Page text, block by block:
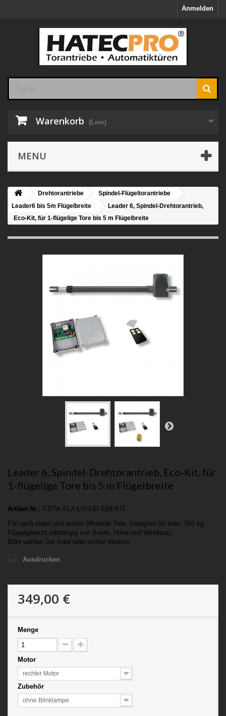
Anmelden
Warenkorb (Leer)
MENU
Drehtorantriebe
Spindel-Flügeltorantriebe
Leader6 bis 5m Flügelbreite
Leader 6, Spindel-Drehtorantrieb,
Eco-Kit, für 1-flügelige Tore bis 5 m Flügelbreite
Leader 6, Spindel-Drehtorantrieb, Eco-Kit, für
1-flügelige Tore bis 5 m Flügelbreite
Artikel-Nr.: T-DTA-SLA-LIV-L61-EBEKIT
Für nach innen und außen öffnende Tore. Geeignet für max. 350 kg
Flügelgewicht (abhängig von Breite, Höhe und Windlast).
Bitte wählen Sie linke oder rechte Version.
Ausdrucken
349,00 €
Menge
Motor
rechter Motor
Zubehör
ohne Blinklampe